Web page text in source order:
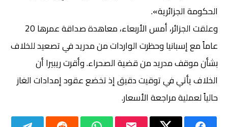
الحكومة الجزائرية».
وعلقت الجزائر، أمس الأربعاء، معاهدة صداقة عمرها 20
عاماً مع إسبانيا وحظرت الواردات من مدريد في تصعيد للخلاف
بشأن موقف مدريد من قضية الصحراء. وأقرت ريبيرا أن
الخلاف يأتي في توقيت دقيق إذ تخضع عقود إمدادات الغاز
حالياً لعملية مراجعة الأسعار.